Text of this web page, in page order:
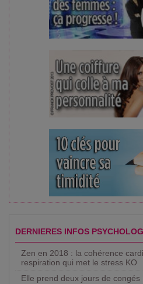
DERNIERES INFOS
Zen en 2018 : la cohérence
respiration qui met le stress KO
Elle prend deux jours de